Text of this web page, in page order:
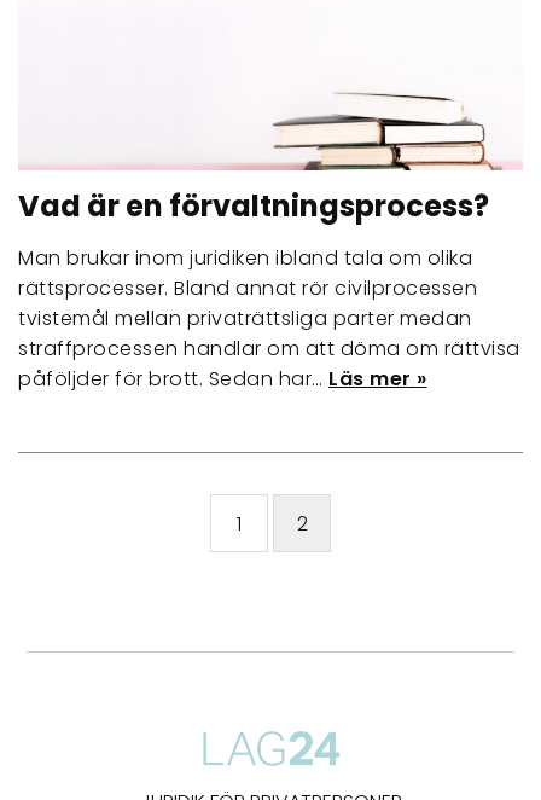
Vad är en förvaltningsprocess?
Man brukar inom juridiken ibland tala om olika
rättsprocesser. Bland annat rör civilprocessen
tvistemål mellan privaträttsliga parter medan
straffprocessen handlar om att döma om rättvisa
påföljder för brott. Sedan har… Läs mer »
1 2